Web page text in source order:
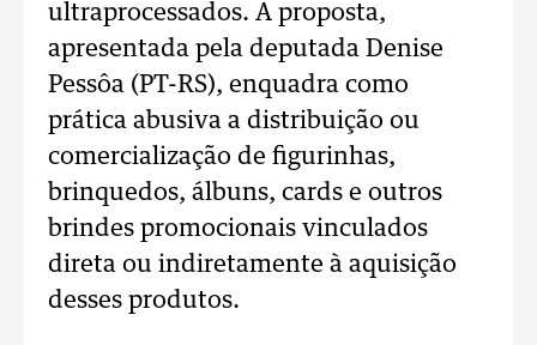
ultraprocessados. A proposta,
apresentada pela deputada Denise
Pessôa (PT-RS), enquadra como
prática abusiva a distribuição ou
comercialização de figurinhas,
brinquedos, álbuns, cards e outros
brindes promocionais vinculados
direta ou indiretamente à aquisição
desses produtos.